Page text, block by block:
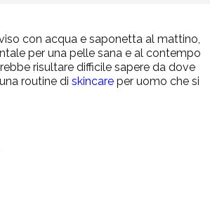
con acqua e saponetta al mattino,
per una pelle sana e al contempo
risultare difficile sapere da dove
routine di skincare per uomo che si